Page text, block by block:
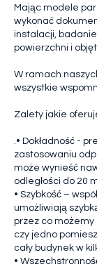
Mając modele
wykonać
instalacji,
powierzchni i
W ramach
wszystkie
Zalety jakie
.• Dokładność -
zastosowaniu
może wynieść
odległości do 20
• Szybkość –
umożliwiają
przez co
czy jedno
cały budynek w
•